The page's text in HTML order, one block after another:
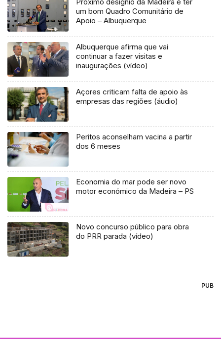
Próximo desígnio da Madeira é ter
um bom Quadro Comunitário de
Apoio – Albuquerque
Albuquerque afirma que vai
continuar a fazer visitas e
inaugurações (vídeo)
Açores criticam falta de apoio às
empresas das regiões (áudio)
Peritos aconselham vacina a partir
dos 6 meses
Economia do mar pode ser novo
motor económico da Madeira – PS
Novo concurso público para obra
do PRR parada (vídeo)
PUB